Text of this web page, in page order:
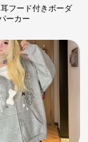
フード付きボーダ
ーカー